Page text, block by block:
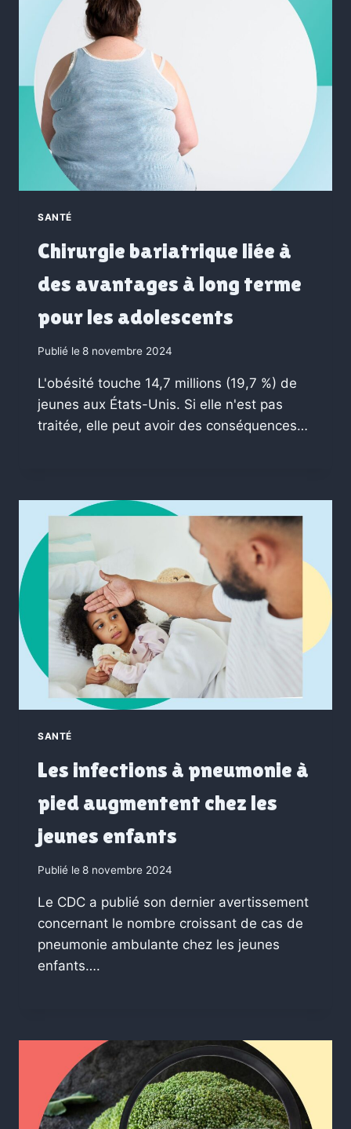
SANTÉ
Chirurgie bariatrique liée à
des avantages à long terme
pour les adolescents
Publié le8 novembre 2024
L'obésité touche 14,7 millions (19,7 %) de
jeunes aux États-Unis. Si elle n'est pas
traitée, elle peut avoir des conséquences…
SANTÉ
Les infections à pneumonie à
pied augmentent chez les
jeunes enfants
Publié le8 novembre 2024
Le CDC a publié son dernier avertissement
concernant le nombre croissant de cas de
pneumonie ambulante chez les jeunes
enfants….